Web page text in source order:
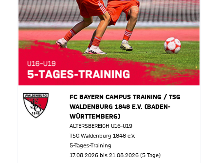
FC BAYERN CAMPUS TRAINING / TSG
WALDENBURG 1848 E.V. (BADEN-
WÜRTTEMBERG)
ALTERSBEREICH U16-U19
TSG Waldenburg 1848 e.V.
5-Tages-Training
17.08.2026 bis 21.08.2026 (5 Tage)